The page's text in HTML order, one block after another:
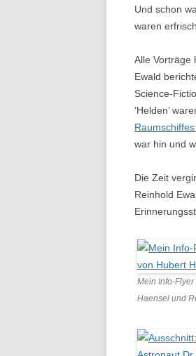
Und schon
waren
Alle Vorträge
Ewald
Science-
‘Helden’
war hin und
Die Zeit
Reinhold
Mein Info-
Haensel und